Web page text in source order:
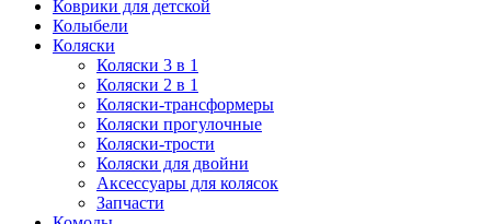
Коврики для детской
Колыбели
Коляски
Коляски 3 в 1
Коляски 2 в 1
Коляски-трансформеры
Коляски прогулочные
Коляски-трости
Коляски для двойни
Аксессуары для колясок
Запчасти